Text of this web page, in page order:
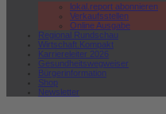
lokal.report abonnieren
Verkaufsstellen
Online Ausgabe
Regional Rundschau
Wirtschaft.Kompakt
Karriereleiter 2026
Gesundheitswegweiser
Bürgerinformation
Shop
Newsletter